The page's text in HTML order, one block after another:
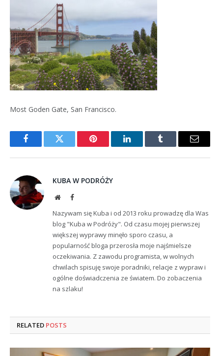
Most Goden Gate, San Francisco.
FacebookTwitter Pinterest LinkedInTumblr Email
KUBA W PODRÓŻY
WebsiteFacebook
Nazywam się Kuba i od 2013 roku prowadzę dla Was
blog "Kuba w Podróży". Od czasu mojej pierwszej
większej wyprawy minęło sporo czasu, a
popularność bloga przerosła moje najśmielsze
oczekiwania. Z zawodu programista, w wolnych
chwilach spisuję swoje poradniki, relacje z wypraw i
ogólne doświadczenia ze światem. Do zobaczenia
na szlaku!
RELATED POSTS